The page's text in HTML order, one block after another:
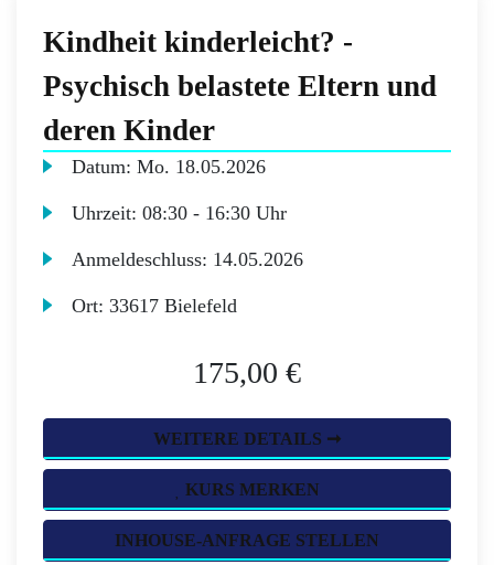
Kindheit kinderleicht? -
Psychisch belastete Eltern und
deren Kinder
Datum:Mo. 18.05.2026
Uhrzeit:08:30 - 16:30 Uhr
Anmeldeschluss: 14.05.2026
Ort:33617 Bielefeld
175,00 €
WEITERE DETAILS ➞
KURS MERKEN
INHOUSE-ANFRAGE STELLEN